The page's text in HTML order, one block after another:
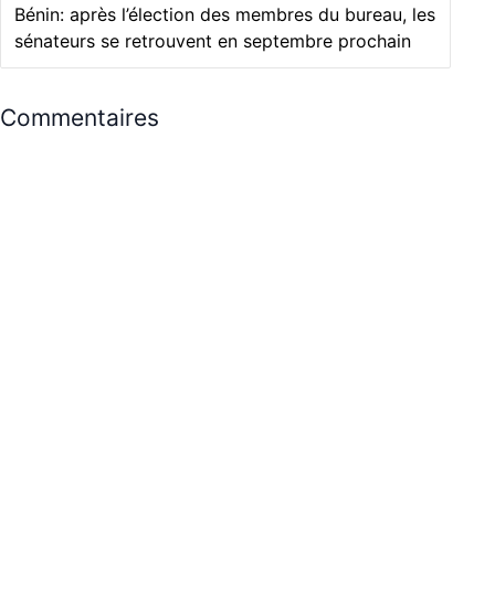
Bénin: après l’élection des membres du bureau, les
sénateurs se retrouvent en septembre prochain
Commentaires